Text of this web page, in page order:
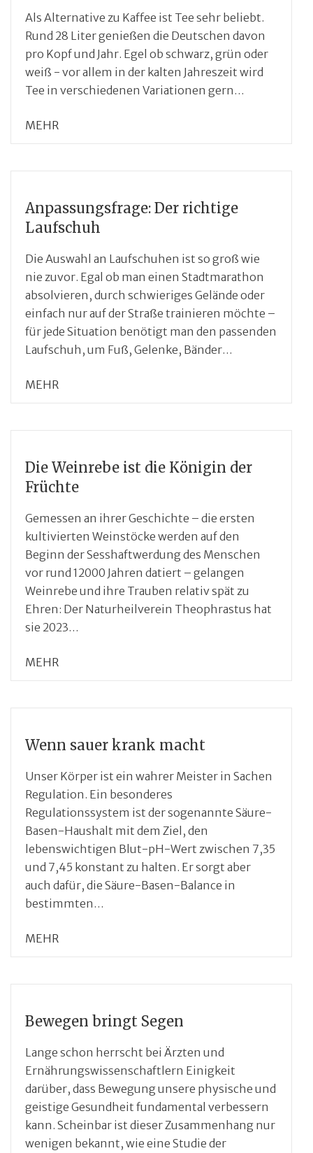
Als Alternative zu Kaffee ist Tee sehr beliebt.
Rund 28 Liter genießen die Deutschen davon
pro Kopf und Jahr. Egel ob schwarz, grün oder
weiß - vor allem in der kalten Jahreszeit wird
Tee in verschiedenen Variationen gern…
MEHR
Anpassungsfrage: Der richtige
Laufschuh
Die Auswahl an Laufschuhen ist so groß wie
nie zuvor. Egal ob man einen Stadtmarathon
absolvieren, durch schwieriges Gelände oder
einfach nur auf der Straße trainieren möchte –
für jede Situation benötigt man den passenden
Laufschuh, um Fuß, Gelenke, Bänder…
MEHR
Die Weinrebe ist die Königin der
Früchte
Gemessen an ihrer Geschichte – die ersten
kultivierten Weinstöcke werden auf den
Beginn der Sesshaftwerdung des Menschen
vor rund 12000 Jahren datiert – gelangen
Weinrebe und ihre Trauben relativ spät zu
Ehren: Der Naturheilverein Theophrastus hat
sie 2023…
MEHR
Wenn sauer krank macht
Unser Körper ist ein wahrer Meister in Sachen
Regulation. Ein besonderes
Regulationssystem ist der sogenannte Säure-
Basen-Haushalt mit dem Ziel, den
lebenswichtigen Blut-pH-Wert zwischen 7,35
und 7,45 konstant zu halten. Er sorgt aber
auch dafür, die Säure-Basen-Balance in
bestimmten…
MEHR
Bewegen bringt Segen
Lange schon herrscht bei Ärzten und
Ernährungswissenschaftlern Einigkeit
darüber, dass Bewegung unsere physische und
geistige Gesundheit fundamental verbessern
kann. Scheinbar ist dieser Zusammenhang nur
wenigen bekannt, wie eine Studie der